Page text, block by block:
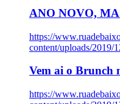
ANO NOVO,
https://
content/uploads/2019/
Vem ai o Brunch
https://